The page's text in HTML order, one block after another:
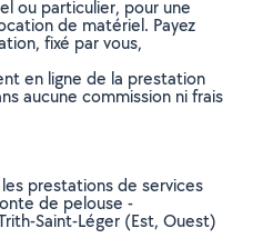
ou particulier, pour une
de matériel. Payez
fixé par vous,
en ligne de la prestation
aucune commission ni frais
prestations de services
de pelouse -
Saint-Léger (Est, Ouest)